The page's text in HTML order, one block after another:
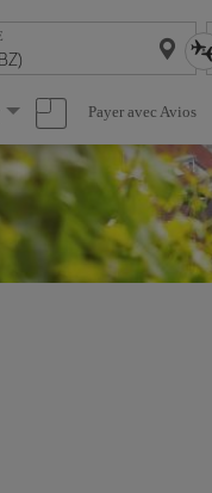
Payer avec Avios